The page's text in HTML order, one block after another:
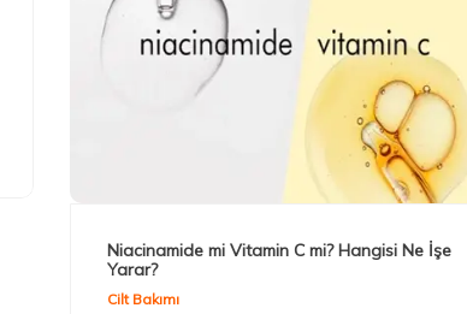
Niacinamide mi Vitamin C mi? Hangisi Ne İşe
Yarar?
Cilt Bakımı